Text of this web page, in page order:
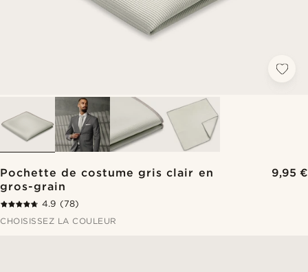
Pochette de costume gris clair en
gros-grain
9,95 €
4.9 (78)
CHOISISSEZ LA COULEUR